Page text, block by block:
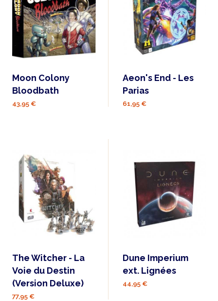
Moon Colony
Bloodbath
43,95 €
Aeon's End - Les
Parias
61,95 €
The Witcher - La
Voie du Destin
(Version Deluxe)
77,95 €
Dune Imperium
ext. Lignées
44,95 €